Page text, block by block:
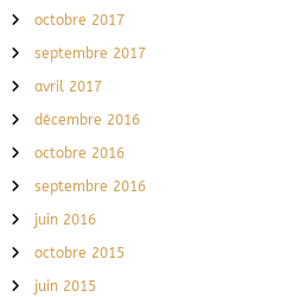
octobre 2017
septembre 2017
avril 2017
décembre 2016
octobre 2016
septembre 2016
juin 2016
octobre 2015
juin 2015